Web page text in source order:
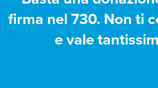
firma nel 730. Non ti
e vale